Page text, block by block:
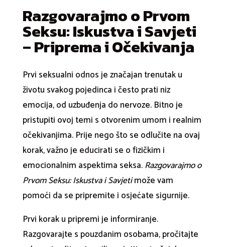
Razgovarajmo o Prvom
Seksu: Iskustva i Savjeti
– Priprema i Očekivanja
Prvi seksualni odnos je značajan trenutak u
životu svakog pojedinca i često prati niz
emocija, od uzbuđenja do nervoze. Bitno je
pristupiti ovoj temi s otvorenim umom i realnim
očekivanjima. Prije nego što se odlučite na ovaj
korak, važno je educirati se o fizičkim i
emocionalnim aspektima seksa.Razgovarajmo o
Prvom Seksu: Iskustva i Savjetimože vam
pomoći da se pripremite i osjećate sigurnije.
Prvi korak u pripremi je informiranje.
Razgovarajte s pouzdanim osobama, pročitajte